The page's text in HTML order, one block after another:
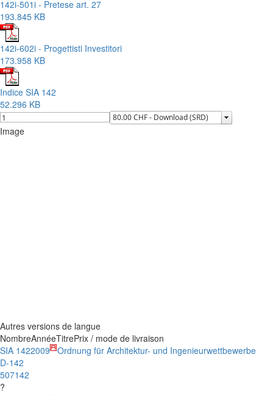
142i-501i - Pretese art. 27
193.845 KB
142i-602i - Progettisti Investitori
173.958 KB
Indice SIA 142
52.296 KB
Image
Autres versions de langue
NombreAnnéeTitrePrix / mode de livraison
SIA 142
D-142
507142
?
2009 Ordnung für Architektur- und Ingenieurwettbewerbe